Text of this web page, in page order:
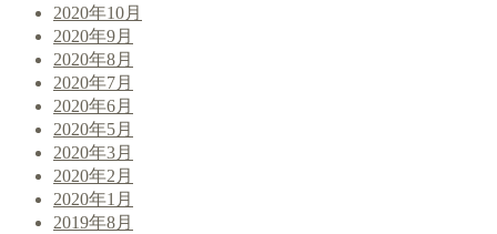
2020年10月
2020年9月
2020年8月
2020年7月
2020年6月
2020年5月
2020年3月
2020年2月
2020年1月
2019年8月